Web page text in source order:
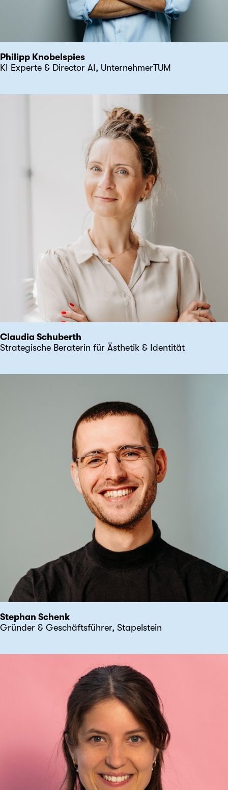
Philipp Knobelspies
KI Experte & Director AI, UnternehmerTUM
Claudia Schuberth
Strategische Beraterin für Ästhetik & Identität
Stephan Schenk
Gründer & Geschäftsführer, Stapelstein